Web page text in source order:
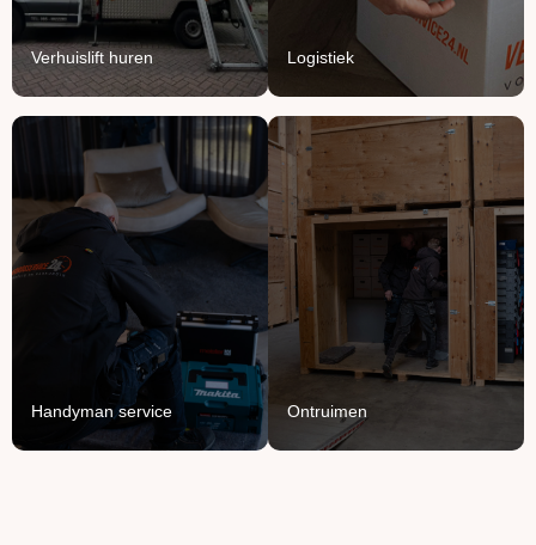
Verhuislift huren
Lees Meer
Logistiek
Handyman service
Handyman
service
Voor het ophangen,
monteren en demonteren
van je spullen.
Lees Meer
Ontruimen
Ontruimen
Opruimen of ontruimen:
van knusse flat tot groot
bedrijfspand.
Lees Meer